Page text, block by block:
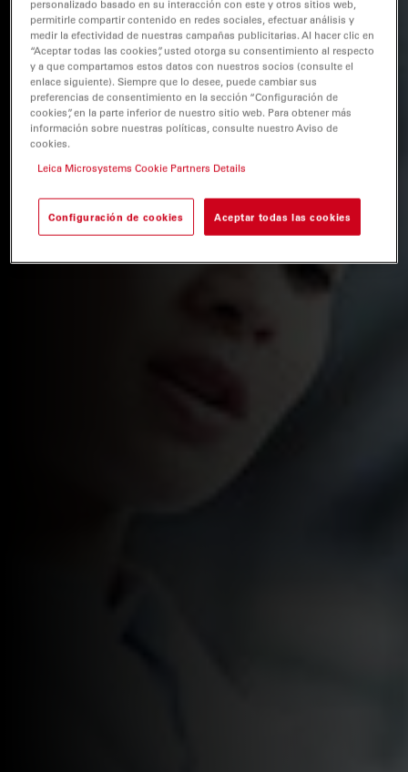
personalizado basado en su interacción con este y otros sitios web,
permitirle compartir contenido en redes sociales, efectuar análisis y
medir la efectividad de nuestras campañas publicitarias. Al hacer clic en
“Aceptar todas las cookies”, usted otorga su consentimiento al respecto
y a que compartamos estos datos con nuestros socios (consulte el
enlace siguiente). Siempre que lo desee, puede cambiar sus
preferencias de consentimiento en la sección “Configuración de
cookies”, en la parte inferior de nuestro sitio web. Para obtener más
información sobre nuestras políticas, consulte nuestro Aviso de
cookies.
Leica Microsystems Cookie Partners Details
Configuración de cookies Aceptar todas las cookies